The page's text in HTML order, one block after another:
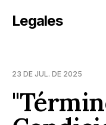
Legales
23 DE JUL. DE 2025